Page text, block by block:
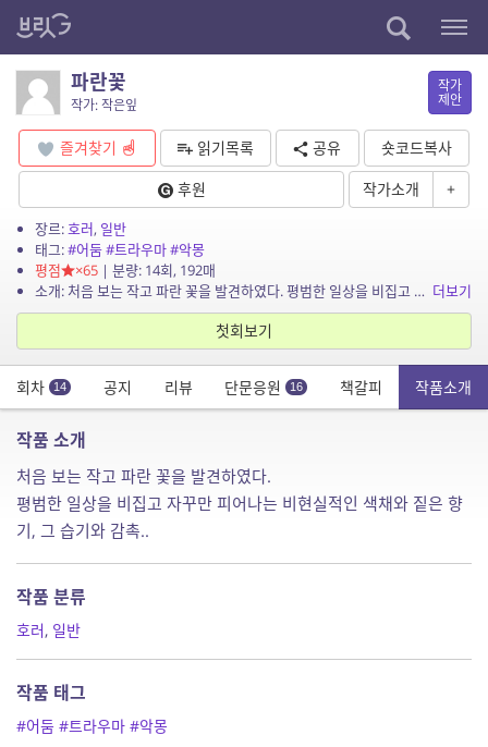
파란꽃
작가: 작은잎
작가
제안
즐겨찾기 읽기목록 공유
숏코드복사
후원
작가소개 +
장르:호러, 일반
태그:#어둠#트라우마#악몽
평점
×65| 분량: 14회, 192매
소개: 처음 보는 작고 파란 꽃을 발견하였다. 평범한 일상을 비집고 자꾸만 피어나는 비현실적인 색채와 짙은 향기, 그 습기와 감촉.. 더보기
첫회보기
회차 14 공지 리뷰 단문응원 16 책갈피 작품소개
작품 소개
처음 보는 작고 파란 꽃을 발견하였다.
평범한 일상을 비집고 자꾸만 피어나는 비현실적인 색채와 짙은 향
기, 그 습기와 감촉..
작품 분류
호러, 일반
작품 태그
#어둠 #트라우마 #악몽